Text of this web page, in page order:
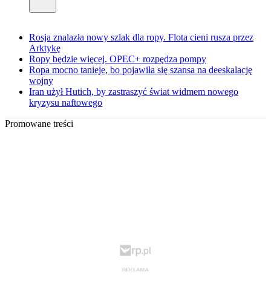
Rosja znalazła nowy szlak dla ropy. Flota cieni rusza przez
Arktykę
Ropy będzie więcej. OPEC+ rozpędza pompy
Ropa mocno tanieje, bo pojawiła się szansa na deeskalację
wojny
Iran użył Hutich, by zastraszyć świat widmem nowego
kryzysu naftowego
Promowane treści